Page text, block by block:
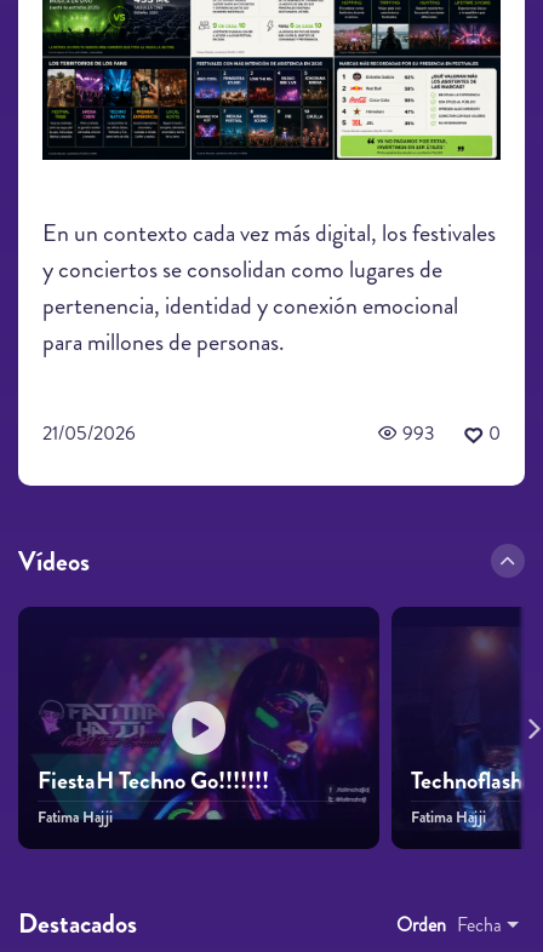
En un contexto cada vez más digital, los festivales
y conciertos se consolidan como lugares de
pertenencia, identidad y conexión emocional
para millones de personas.
21/05/2026 993 0
Vídeos
FiestaH Techno Go!!!!!!!
Fatima Hajji
Technoflash
Fatima Hajji
Destacados Orden Fecha